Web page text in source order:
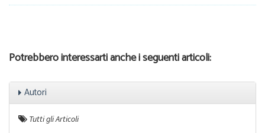
Potrebbero interessarti anche i seguenti articoli:
Autori
Tutti gli Articoli